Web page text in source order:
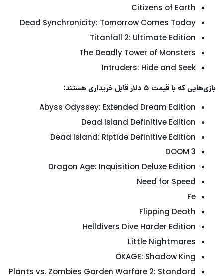
Citizens of Earth
Dead Synchronicity: Tomorrow Comes Today
Titanfall 2: Ultimate Edition
The Deadly Tower of Monsters
Intruders: Hide and Seek
بازی‌هایی که با قیمت ۵ دلار قابل خریداری هستند:
Abyss Odyssey: Extended Dream Edition
Dead Island Definitive Edition
Dead Island: Riptide Definitive Edition
DOOM 3
Dragon Age: Inquisition Deluxe Edition
Need for Speed
Fe
Flipping Death
Helldivers Dive Harder Edition
Little Nightmares
OKAGE: Shadow King
Plants vs. Zombies Garden Warfare 2: Standard